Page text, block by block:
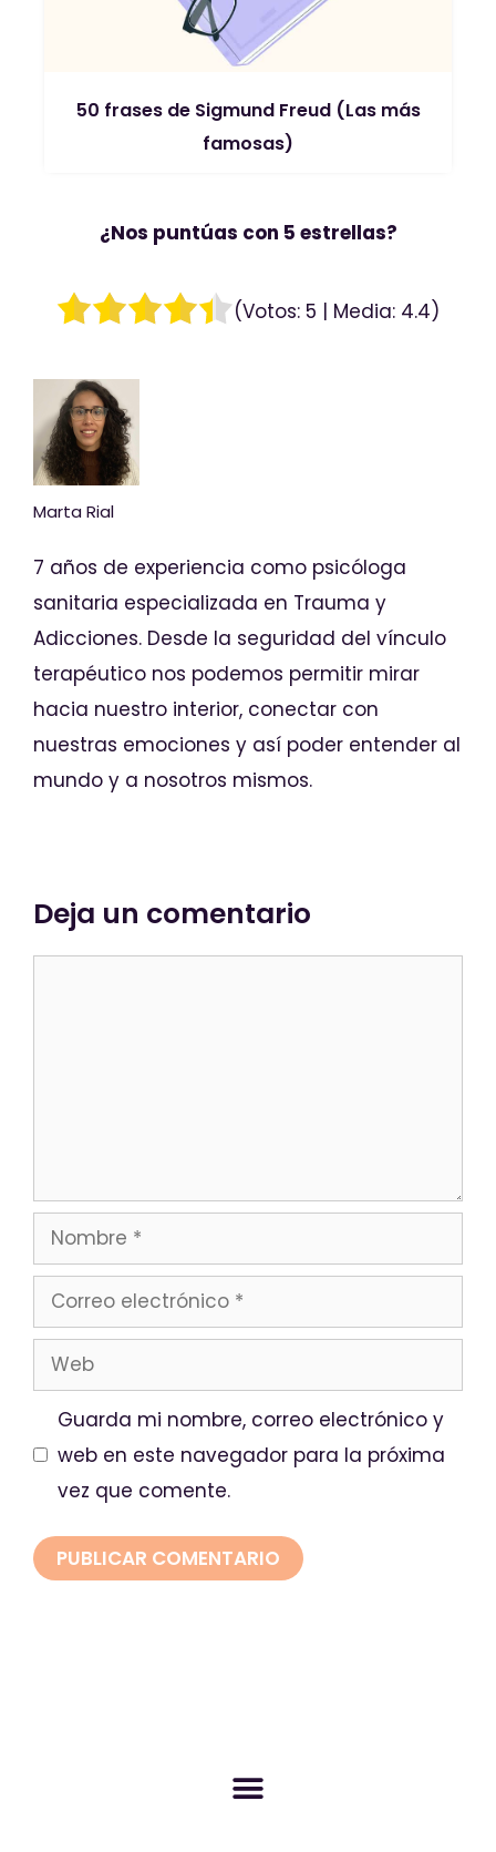
50 frases de Sigmund Freud (Las más
famosas)
¿Nos puntúas con 5 estrellas?
(Votos: 5 | Media: 4.4)
Marta Rial
7 años de experiencia como psicóloga
sanitaria especializada en Trauma y
Adicciones. Desde la seguridad del vínculo
terapéutico nos podemos permitir mirar
hacia nuestro interior, conectar con
nuestras emociones y así poder entender al
mundo y a nosotros mismos.
Deja un comentario
Guarda mi nombre, correo electrónico y
web en este navegador para la próxima
vez que comente.